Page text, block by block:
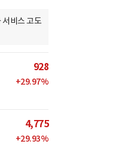
서비스 고도
928
+29.97%
4,775
+29.93%